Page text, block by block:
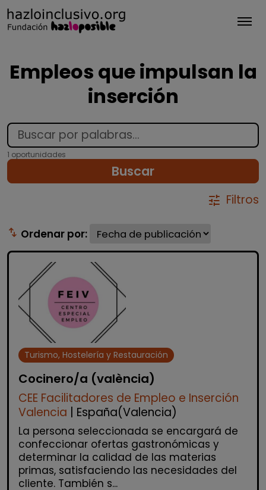
Empleos que impulsan la
inserción
1 oportunidades
Buscar
tune Filtros
swap_vert Ordenar por:
Turismo, Hostelería y Restauración
Cocinero/a (valència)
CEE Facilitadores de Empleo e Inserción
Valencia | España(Valencia)
La persona seleccionada se encargará de
confeccionar ofertas gastronómicas y
determinar la calidad de las materias
primas, satisfaciendo las necesidades del
cliente. También s...